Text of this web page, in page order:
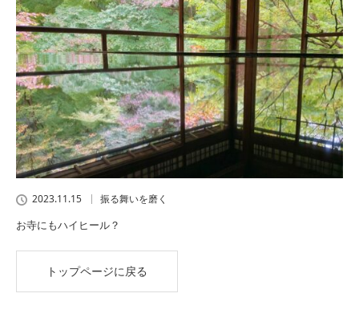
2023.11.15 振る舞いを磨く
お寺にもハイヒール？
トップページに戻る